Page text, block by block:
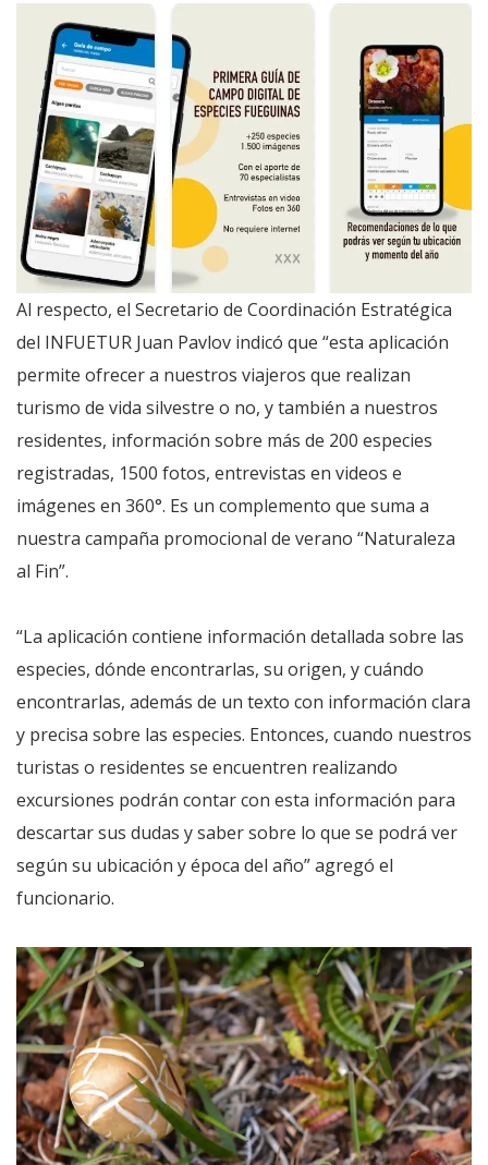
Al respecto, el Secretario de Coordinación Estratégica
del INFUETUR Juan Pavlov indicó que “esta aplicación
permite ofrecer a nuestros viajeros que realizan
turismo de vida silvestre o no, y también a nuestros
residentes, información sobre más de 200 especies
registradas, 1500 fotos, entrevistas en videos e
imágenes en 360°. Es un complemento que suma a
nuestra campaña promocional de verano “Naturaleza
al Fin”.
“La aplicación contiene información detallada sobre las
especies, dónde encontrarlas, su origen, y cuándo
encontrarlas, además de un texto con información clara
y precisa sobre las especies. Entonces, cuando nuestros
turistas o residentes se encuentren realizando
excursiones podrán contar con esta información para
descartar sus dudas y saber sobre lo que se podrá ver
según su ubicación y época del año” agregó el
funcionario.